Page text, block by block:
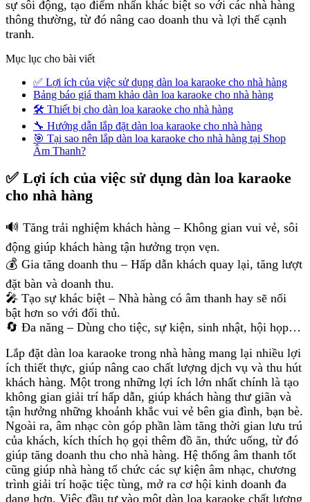
sự sôi động, tạo điểm nhấn khác biệt so với các nhà hàng
thông thường, từ đó nâng cao doanh thu và lợi thế cạnh
tranh.
Mục lục cho bài viết
✅ Lợi ích của việc sử dụng dàn loa karaoke cho nhà hàng
Bảng báo giá tham khảo dàn loa karaoke cho nhà hàng
🛠 Thiết bị cho dàn loa karaoke cho nhà hàng
🔧 Hướng dẫn lắp đặt dàn loa karaoke cho nhà hàng
🎯 Tại sao nên lắp dàn loa karaoke cho nhà hàng tại Shop
Âm Thanh?
✅ Lợi ích của việc sử dụng dàn loa karaoke
cho nhà hàng
🔊 Tăng trải nghiệm khách hàng – Không gian vui vẻ, sôi
động giúp khách hàng tận hưởng trọn vẹn.
💰 Gia tăng doanh thu – Hấp dẫn khách quay lại, tăng lượt
đặt bàn và doanh thu.
🎤 Tạo sự khác biệt – Nhà hàng có âm thanh hay sẽ nổi
bật hơn so với đối thủ.
🔄 Đa năng – Dùng cho tiệc, sự kiện, sinh nhật, hội họp…
Lắp đặt dàn loa karaoke trong nhà hàng mang lại nhiều lợi
ích thiết thực, giúp nâng cao chất lượng dịch vụ và thu hút
khách hàng. Một trong những lợi ích lớn nhất chính là tạo
không gian giải trí hấp dẫn, giúp khách hàng thư giãn và
tận hưởng những khoảnh khắc vui vẻ bên gia đình, bạn bè.
Ngoài ra, âm nhạc còn góp phần làm tăng thời gian lưu trú
của khách, kích thích họ gọi thêm đồ ăn, thức uống, từ đó
giúp tăng doanh thu cho nhà hàng. Hệ thống âm thanh tốt
cũng giúp nhà hàng tổ chức các sự kiện âm nhạc, chương
trình giải trí hoặc tiệc tùng, mở ra cơ hội kinh doanh đa
dạng hơn. Việc đầu tư vào một dàn loa karaoke chất lượng